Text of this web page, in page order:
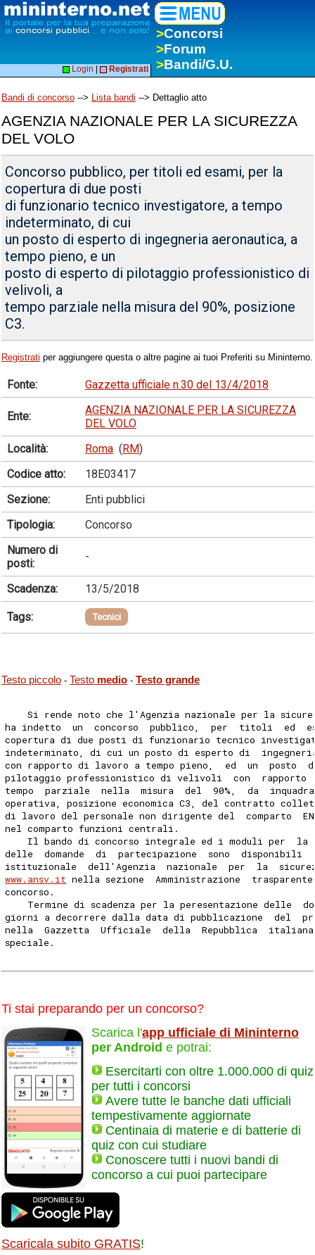
>Concorsi
>Forum
>Bandi/G.U.
Login Registrati
Bandi di concorso --> Lista bandi --> Dettaglio atto
AGENZIA NAZIONALE PER LA SICUREZZA
DEL VOLO
Concorso pubblico, per titoli ed esami, per la
copertura di due posti
di funzionario tecnico investigatore, a tempo
indeterminato, di cui
un posto di esperto di ingegneria aeronautica, a
tempo pieno, e un
posto di esperto di pilotaggio professionistico di
velivoli, a
tempo parziale nella misura del 90%, posizione
C3.
Registrati per aggiungere questa o altre pagine ai tuoi Preferiti su Mininterno.
Fonte: Gazzetta ufficiale n.30 del 13/4/2018
Ente:
AGENZIA NAZIONALE PER LA SICUREZZA
DEL VOLO
Località:
Roma (RM)
Codice atto:
18E03417
Sezione:
Enti pubblici
Tipologia:
Concorso
Numero di
posti:
-
Scadenza: 13/5/2018
Tags: Tecnici
Testo piccolo - Testo medio - Testo grande
Si rende noto che l'Agenzia nazionale per la
ha indetto  un  concorso  pubblico,  per  titoli  ed
copertura di due posti di funzionario tecnico
indeterminato, di cui un posto di esperto di
con rapporto di lavoro a tempo pieno,  ed  un  posto
pilotaggio professionistico di velivoli  con
tempo  parziale  nella  misura  del  90%,  da
operativa, posizione economica C3, del contratto
di lavoro del personale non dirigente del  comparto
nel comparto funzioni centrali.
Il bando di concorso integrale ed i moduli per  la
delle  domande  di  partecipazione  sono  disponibili
istituzionale  dell'Agenzia  nazionale  per  la
www.ansv.it nella sezione  Amministrazione
concorso.
Termine di scadenza per la peresentazione delle
giorni a decorrere dalla data di pubblicazione  del
nella  Gazzetta  Ufficiale  della  Repubblica
speciale.
Ti stai preparando per un concorso?
Scarica l'app ufficiale di Mininterno
per Android e potrai:
Esercitarti con oltre 1.000.000 di quiz
per tutti i concorsi
Avere tutte le banche dati ufficiali
tempestivamente aggiornate
Centinaia di materie e di batterie di
quiz con cui studiare
Conoscere tutti i nuovi bandi di
concorso a cui puoi partecipare
Scaricala subito GRATIS!